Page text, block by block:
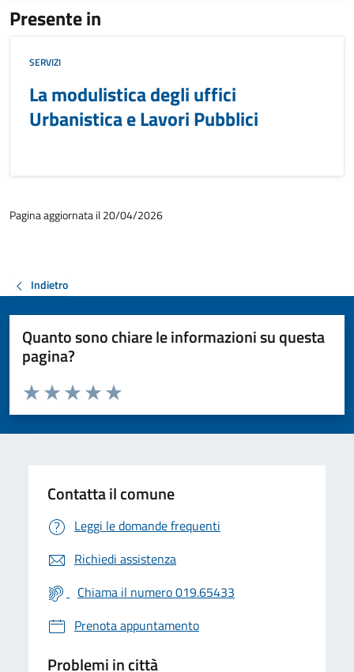
Presente in
SERVIZI
La modulistica degli uffici
Urbanistica e Lavori Pubblici
Pagina aggiornata il 20/04/2026
Indietro
Quanto sono chiare le informazioni su questa
pagina?
Valuta da 1 a 5 stelle la pagina
Valuta 5 stelle su 5
Valuta 4 stelle su 5
Valuta 3 stelle su 5
Valuta 2 stelle su 5
Valuta 1 stelle su 5
Contatta il comune
Leggi le domande frequenti
Richiedi assistenza
Chiama il numero 019.65433
Prenota appuntamento
Problemi in città